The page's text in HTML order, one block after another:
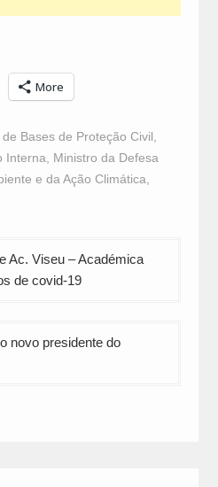
More
de Bases de Proteção Civil
Interna
Ministro da Defesa
e da Ação Climática
Ac. Viseu – Académica
de covid-19
novo presidente do